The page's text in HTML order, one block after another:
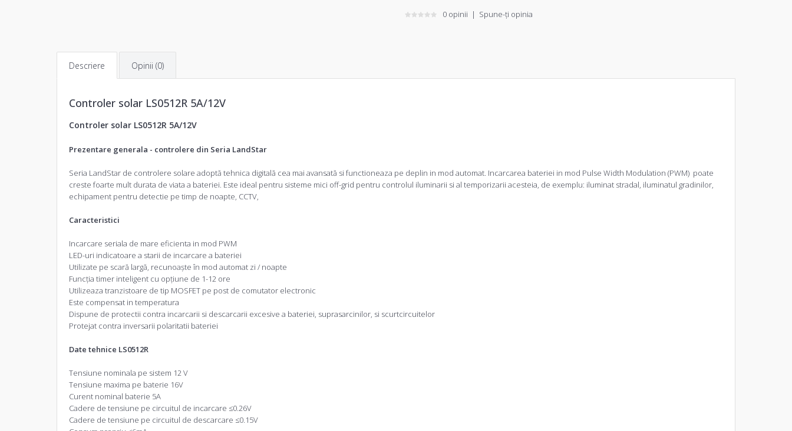
0 opinii | Spune-ţi opinia
Descriere Opinii (0)
Controler solar LS0512R 5A/12V
Controler solar LS0512R 5A/12V
Prezentare generala - controlere din Seria LandStar
Seria LandStar de controlere solare adoptă tehnica digitală cea mai avansată si functioneaza pe deplin in mod automat. Incarcarea bateriei in mod Pulse Width Modulation (PWM) poate
creste foarte mult durata de viata a bateriei. Este ideal pentru sisteme mici off-grid pentru controlul iluminarii si al temporizarii acesteia, de exemplu: iluminat stradal, iluminatul gradinilor,
echipament pentru detectie pe timp de noapte, CCTV,
Caracteristici
Incarcare seriala de mare eficienta in mod PWM
LED-uri indicatoare a starii de incarcare a bateriei
Utilizate pe scară largă, recunoaște în mod automat zi / noapte
Funcția timer inteligent cu opțiune de 1-12 ore
Utilizeaza tranzistoare de tip MOSFET pe post de comutator electronic
Este compensat in temperatura
Dispune de protectii contra incarcarii si descarcarii excesive a bateriei, suprasarcinilor, si scurtcircuitelor
Protejat contra inversarii polaritatii bateriei
Date tehnice LS0512R
Tensiune nominala pe sistem 12 V
Tensiune maxima pe baterie 16V
Curent nominal baterie 5A
Cadere de tensiune pe circuitul de incarcare ≤0.26V
Cadere de tensiune pe circuitul de descarcare ≤0.15V